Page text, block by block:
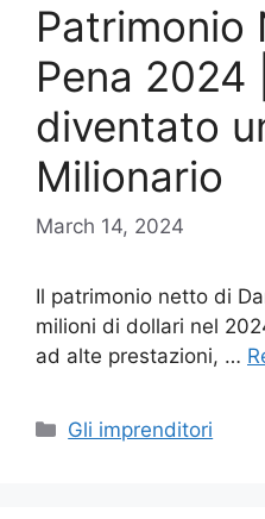
Patrimonio
Pena 2024
diventato
Milionario
March 14, 2024
Il patrimonio netto di
milioni di dollari nel
ad alte prestazioni, …
Categories
Gli imprenditori